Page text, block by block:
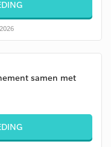
samen met